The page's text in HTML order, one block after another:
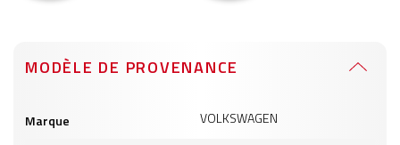
MODÈLE DE PROVENANCE
produits
Marque VOLKSWAGEN